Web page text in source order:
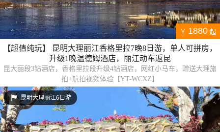
￥ 1880 起
【超值纯玩】 昆明大理丽江香格里拉7晚8日游，单人可拼房，
升级1晚温德姆酒店，丽江动车返昆
昆大丽段3钻酒店，香格里拉段升级4钻酒店，网红小马车，赠送大理旅
拍+航拍视频体验【YT-WCXZ】
昆明大理丽江6日游